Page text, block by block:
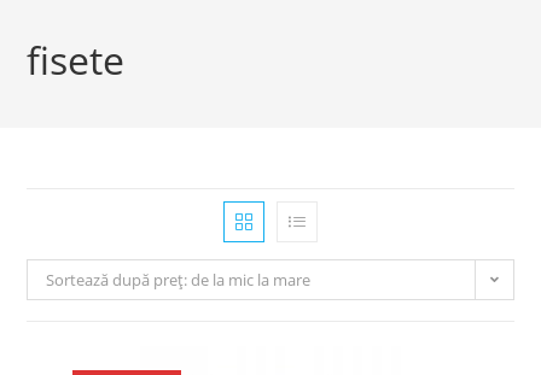
fisete
Sortează după preț: de la mic la mare